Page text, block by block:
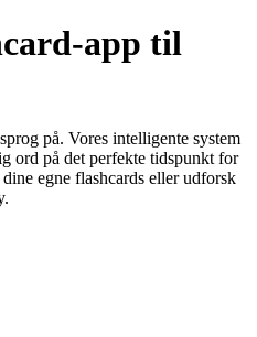
app til
på. Vores intelligente system
ord på det perfekte tidspunkt for
egne flashcards eller udforsk